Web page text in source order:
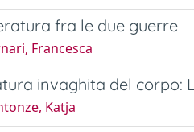
fra le due guerre
Francesca
invaghita del corpo:
Katja